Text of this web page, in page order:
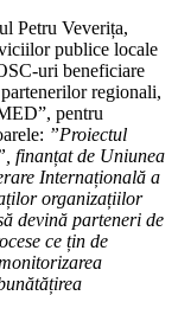
Petru Veverița,
publice locale
uri beneficiare
regionali,
pentru
”Proiectul
finanțat de Uniunea
Internațională a
organizațiilor
devină parteneri de
ce țin de